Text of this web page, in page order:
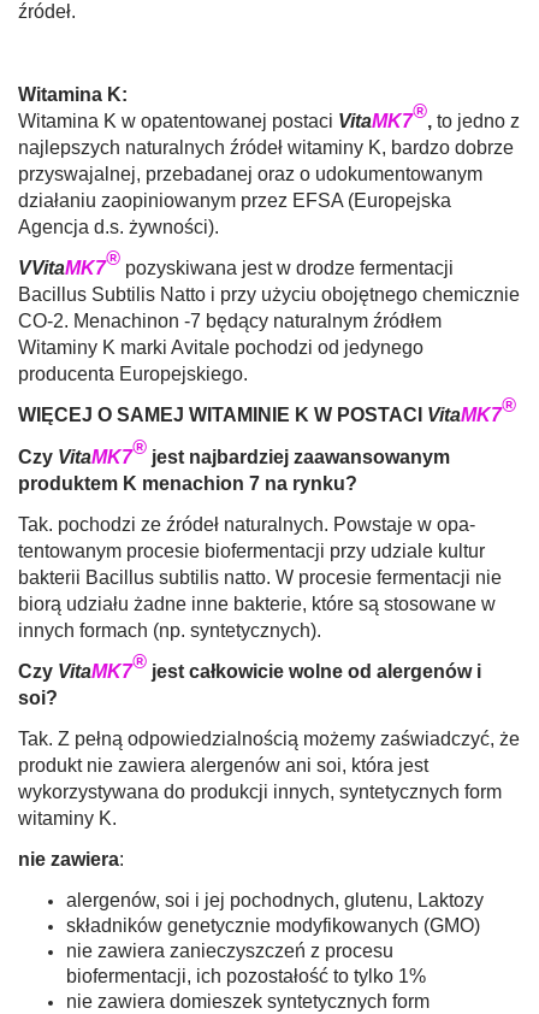
źródeł.
Witamina K:
Witamina K w opatentowanej postaci VitaMK7®, to jedno z
najlepszych naturalnych źródeł wita­miny K, bardzo dobrze
przyswajalnej, przeba­danej oraz o udokumentowanym
działaniu za­opiniowanym przez EFSA (Europejska
Agencja d.s. żywności).
VVitaMK7® pozyskiwana jest w drodze fermen­tacji
Bacillus Subtilis Natto i przy użyciu obojęt­nego chemicznie
CO-2. Menachinon -7 będący naturalnym źródłem
Witaminy K marki Avitale pochodzi od jedynego
producenta Europej­skiego.
WIĘCEJ O SAMEJ WITAMINIE K W POSTACI VitaMK7®
Czy VitaMK7® jest najbardziej zaawansowanym
produk­tem K menachion 7 na rynku?
Tak. pochodzi ze źródeł naturalnych. Powstaje w opa­
tentowanym procesie biofermentacji przy udziale kultur
bakterii Bacillus subtilis natto. W procesie fermentacji nie
biorą udziału żadne inne bakterie, które są stosowane w
innych formach (np. syntetycznych).
Czy VitaMK7® jest całkowicie wolne od alergenów i
soi?
Tak. Z pełną odpowiedzialnością możemy zaświadczyć, że
produkt nie zawiera alergenów ani soi, która jest
wykorzystywana do pro­dukcji innych, syntetycznych form
witaminy K.
nie zawiera:
alergenów, soi i jej pochodnych, glutenu, Laktozy
składników genetycznie modyfikowanych (GMO)
nie zawiera zanieczyszczeń z procesu
biofermentacji, ich pozostałość to tylko 1%
nie zawiera domieszek syntetycznych form